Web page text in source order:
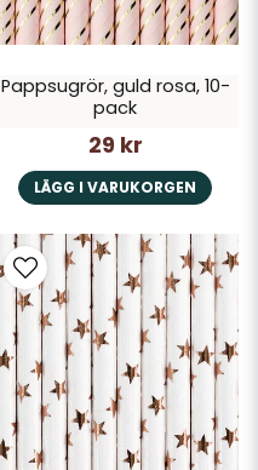
Pappsugrör, guld rosa, 10-
pack
29 kr
LÄGG I VARUKORGEN